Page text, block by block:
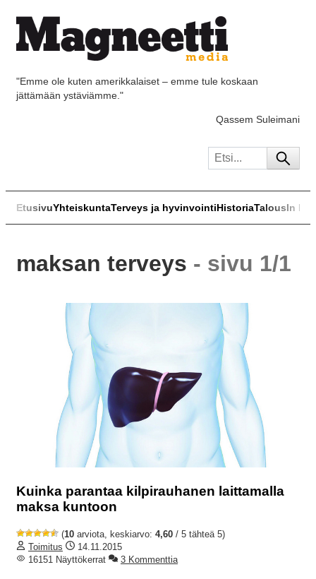
"Emme ole kuten amerikkalaiset – emme tule koskaan
jättämään ystäviämme."
Qassem Suleimani
EtusivuYhteiskuntaTerveys ja hyvinvointiHistoriaTalousIn
maksan terveys - sivu 1/1
Kuinka parantaa kilpirauhanen laittamalla
maksa kuntoon
(10 arviota, keskiarvo: 4,60 / 5 tähteä 5)
Toimitus
14.11.2015
16151 Näyttökerrat
3 Kommenttia